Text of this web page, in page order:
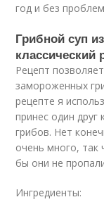
год и без
Грибной суп
классический
Рецепт
замороженных
рецепте я
принес один
грибов. Нет
очень много, так
бы они не
Ингредиенты: